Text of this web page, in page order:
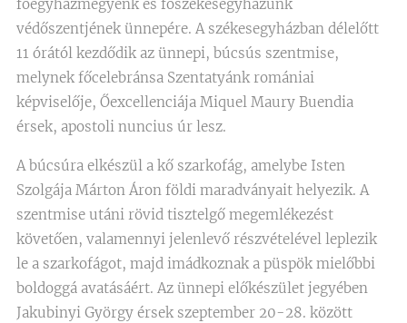
főegyházmegyénk és főszékesegyházunk
védőszentjének ünnepére. A székesegyházban délelőtt
11 órától kezdődik az ünnepi, búcsús szentmise,
melynek főcelebránsa Szentatyánk romániai
képviselője, Őexcellenciája Miquel Maury Buendia
érsek, apostoli nuncius úr lesz.
A búcsúra elkészül a kő szarkofág, amelybe Isten
Szolgája Márton Áron földi maradványait helyezik. A
szentmise utáni rövid tisztelgő megemlékezést
követően, valamennyi jelenlevő részvételével leplezik
le a szarkofágot, majd imádkoznak a püspök mielőbbi
boldoggá avatásáért. Az ünnepi előkészület jegyében
Jakubinyi György érsek szeptember 20-28. között